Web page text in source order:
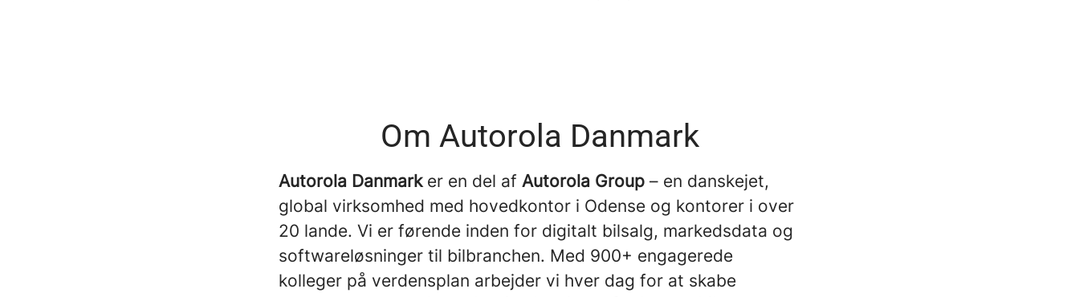
Om Autorola Danmark
Autorola Danmarker en del af Autorola Group – en danskejet,
global virksomhed med hovedkontor i Odense og kontorer i over
20 lande. Vi er førende inden for digitalt bilsalg, markedsdata og
softwareløsninger til bilbranchen. Med 900+ engagerede
kolleger på verdensplan arbejder vi hver dag for at skabe